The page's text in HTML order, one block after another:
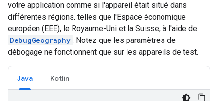
votre application comme si l'appareil était situé dans
différentes régions, telles que l'Espace économique
européen (EEE), le Royaume-Uni et la Suisse, à l'aide de
DebugGeography . Notez que les paramètres de
débogage ne fonctionnent que sur les appareils de test.
Java Kotlin